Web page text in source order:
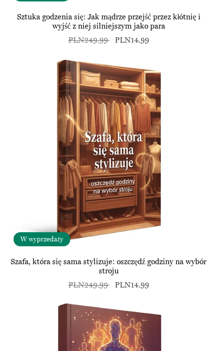
Sztuka godzenia się: Jak mądrze przejść przez kłótnię i
wyjść z niej silniejszym jako para
PLN249.99 PLN14.99
W wyprzedaży
Szafa, która się sama stylizuje: oszczędź godziny na wybór
stroju
PLN249.99 PLN14.99